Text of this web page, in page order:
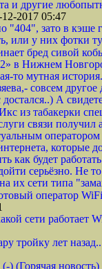
и другие
2017 05:47
"404", зато в
или у них фотки
бред сивой
в Нижнем
то мутная
совсем
достался..) А
из табакерки
связи получил
оператором
которые
как будет
серьёзно. Не
их сети типа
оператор
сети
тройку лет
) (Горячая новость)